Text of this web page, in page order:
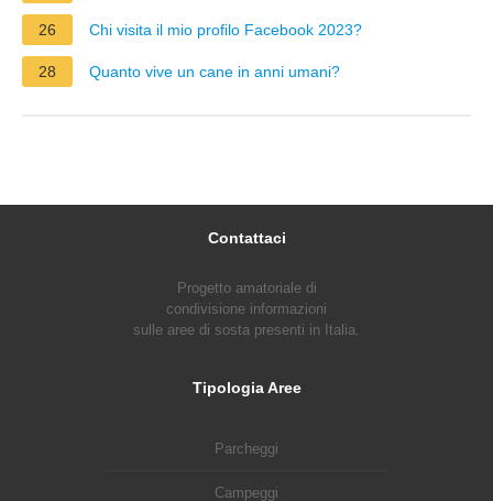
26 Chi visita il mio profilo Facebook 2023?
28 Quanto vive un cane in anni umani?
Contattaci
Progetto amatoriale di
condivisione informazioni
sulle aree di sosta presenti in Italia.
Tipologia Aree
Parcheggi
Campeggi